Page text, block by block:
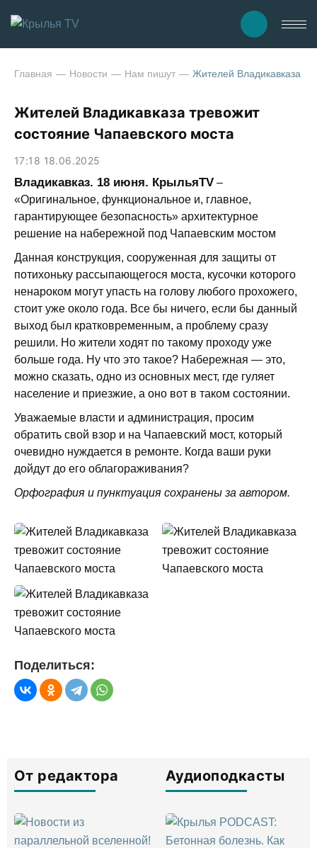
Главная Новости Нам пишут Жителей Владикавказа
Жителей Владикавказа тревожит
состояние Чапаевского моста
17:18 18.06.2025
Владикавказ. 18 июня. КрыльяTV –
«Оригинальное, функциональное и, главное,
гарантирующее безопасность» архитектурное
решение на набережной под Чапаевским мостом
Данная конструкция, сооруженная для защиты от
потихоньку рассыпающегося моста, кусочки которого
ненароком могут упасть на голову любого прохожего,
стоит уже около года. Все бы ничего, если бы данный
выход был кратковременным, а проблему сразу
решили. Но жители ходят по такому проходу уже
больше года. Ну что это такое? Набережная — это,
можно сказать, одно из основных мест, где гуляет
население и приезжие, а оно вот в таком состоянии.
Уважаемые власти и администрация, просим
обратить свой взор и на Чапаевский мост, который
очевидно нуждается в ремонте. Когда ваши руки
дойдут до его облагораживания?
Орфография и пунктуация сохранены за автором.
Поделиться:
От редактора Аудиоподкасты